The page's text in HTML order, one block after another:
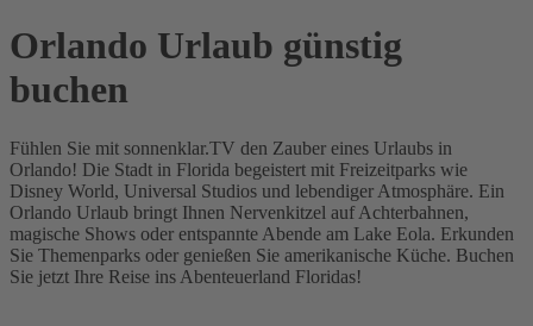
Orlando Urlaub günstig
buchen
Fühlen Sie mit sonnenklar.TV den Zauber eines Urlaubs in
Orlando! Die Stadt in Florida begeistert mit Freizeitparks wie
Disney World, Universal Studios und lebendiger Atmosphäre. Ein
Orlando Urlaub bringt Ihnen Nervenkitzel auf Achterbahnen,
magische Shows oder entspannte Abende am Lake Eola. Erkunden
Sie Themenparks oder genießen Sie amerikanische Küche. Buchen
Sie jetzt Ihre Reise ins Abenteuerland Floridas!